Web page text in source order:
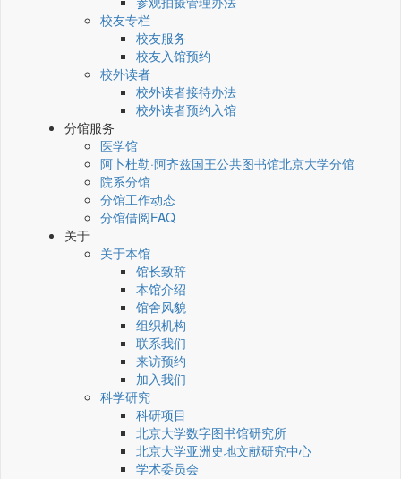
校友专栏
校友服务
校友入馆预约
校外读者
校外读者接待办法
校外读者预约入馆
分馆服务
医学馆
阿卜杜勒·阿齐兹国王公共图书馆北京大学分馆
院系分馆
分馆工作动态
分馆借阅FAQ
关于
关于本馆
馆长致辞
本馆介绍
馆舍风貌
组织机构
联系我们
来访预约
加入我们
科学研究
科研项目
北京大学数字图书馆研究所
北京大学亚洲史地文献研究中心
学术委员会